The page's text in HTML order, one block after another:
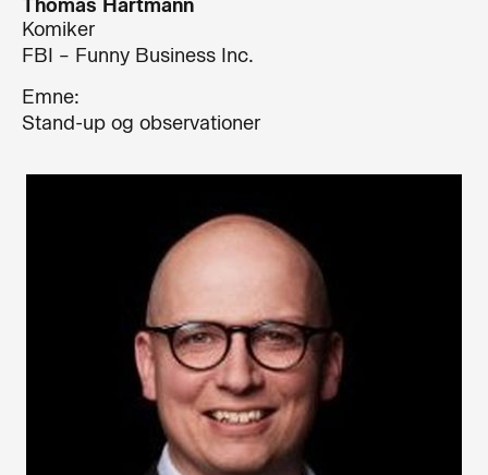
Thomas Hartmann
Komiker
FBI – Funny Business Inc.
Emne:
Stand-up og observationer